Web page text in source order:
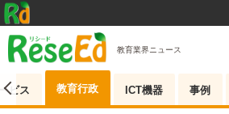
教育業界ニュース
ビス 教育行政 ICT機器 事例